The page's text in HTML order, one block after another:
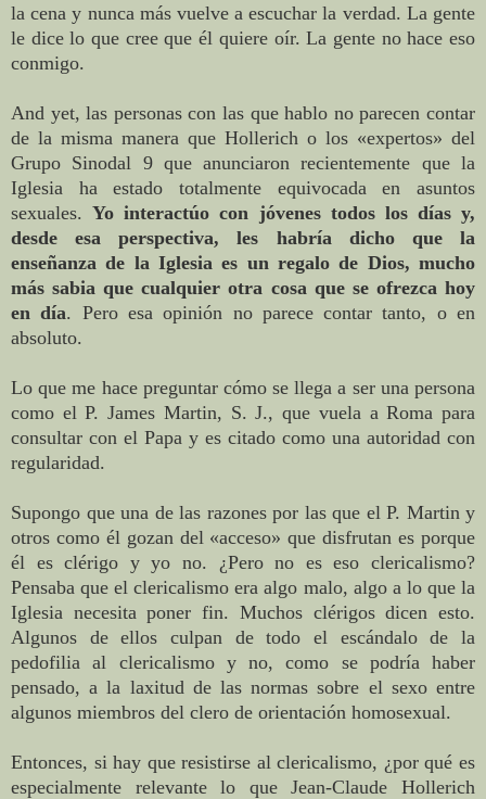
la cena y nunca más vuelve a escuchar la verdad. La gente
le dice lo que cree que él quiere oír. La gente no hace eso
conmigo.
And yet, las personas con las que hablo no parecen contar
de la misma manera que Hollerich o los «expertos» del
Grupo Sinodal 9 que anunciaron recientemente que la
Iglesia ha estado totalmente equivocada en asuntos
sexuales.Yo interactúo con jóvenes todos los días y,
desde esa perspectiva, les habría dicho que la
enseñanza de la Iglesia es un regalo de Dios, mucho
más sabia que cualquier otra cosa que se ofrezca hoy
en día. Pero esa opinión no parece contar tanto, o en
absoluto.
Lo que me hace preguntar cómo se llega a ser una persona
como el P. James Martin, S. J., que vuela a Roma para
consultar con el Papa y es citado como una autoridad con
regularidad.
Supongo que una de las razones por las que el P. Martin y
otros como él gozan del «acceso» que disfrutan es porque
él es clérigo y yo no. ¿Pero no es eso clericalismo?
Pensaba que el clericalismo era algo malo, algo a lo que la
Iglesia necesita poner fin. Muchos clérigos dicen esto.
Algunos de ellos culpan de todo el escándalo de la
pedofilia al clericalismo y no, como se podría haber
pensado, a la laxitud de las normas sobre el sexo entre
algunos miembros del clero de orientación homosexual.
Entonces, si hay que resistirse al clericalismo, ¿por qué es
especialmente relevante lo que Jean-Claude Hollerich